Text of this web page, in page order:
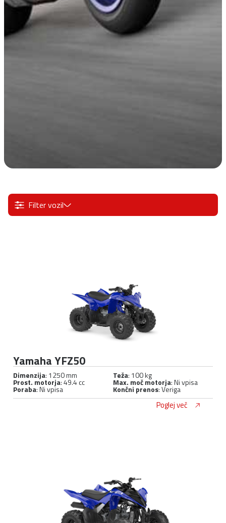
Filter vozil
Yamaha YFZ50
Dimenzija: 1250 mm Teža: 100 kg
Prost. motorja: 49.4 cc Max. moč motorja: Ni vpisa
Poraba: Ni vpisa Končni prenos: Veriga
Poglej več